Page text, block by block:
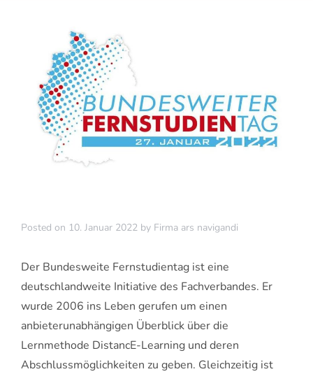
Posted on 10. Januar 2022 by Firma ars navigandi
Der Bundesweite Fernstudientag ist eine
deutschlandweite Initiative des Fachverbandes. Er
wurde 2006 ins Leben gerufen um einen
anbieterunabhängigen Überblick über die
Lernmethode DistancE-Learning und deren
Abschlussmöglichkeiten zu geben. Gleichzeitig ist